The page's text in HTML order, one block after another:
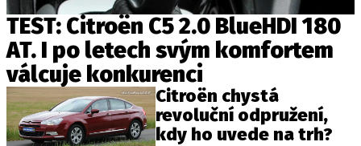
Provozovatelem serveru autoroad.cz je
INCORP MEDIA GROUP s.r.o., IČ: 118 23 054
TEST: Citroën C5 2.0 BlueHDI 180
AT. I po letech svým komfortem
válcuje konkurenci
Citroën chystá
revoluční odpružení,
kdy ho uvede na trh?